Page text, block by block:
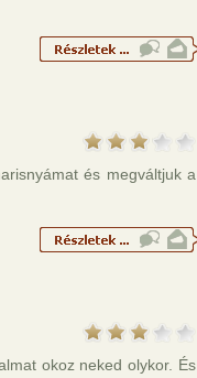
és megváltjuk a
okoz neked olykor. És